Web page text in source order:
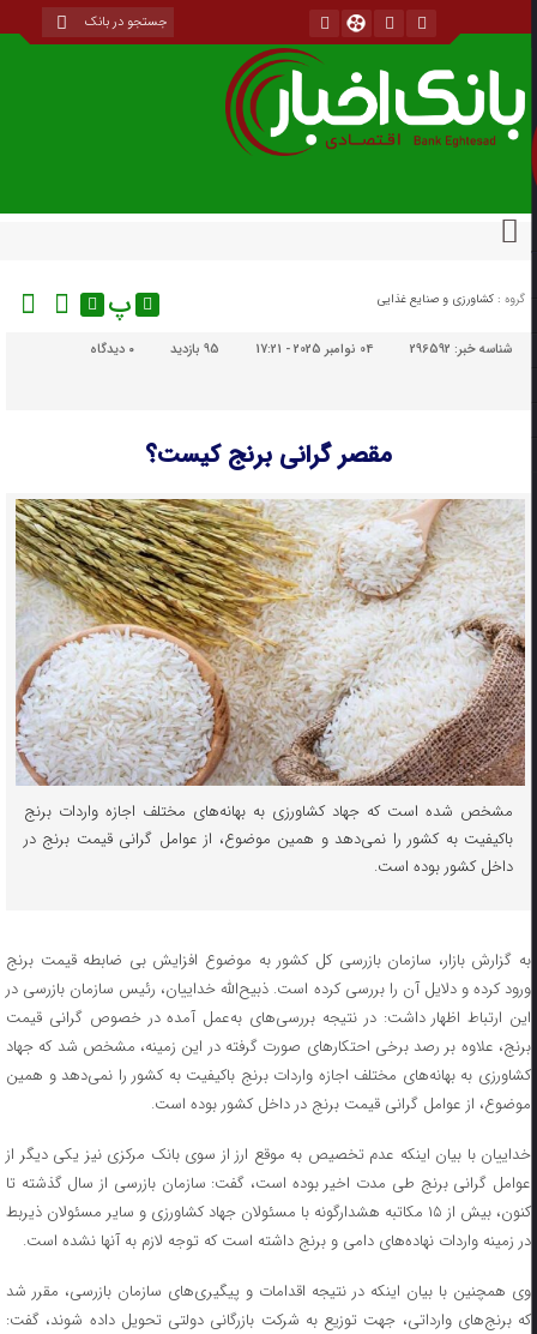
گروه : کشاورزی و صنایع غذایی پ
شناسه خبر:296592 04 نوامبر 2025 - 17:21 95 بازدید دیدگاه
مقصر گرانی برنج کیست؟
مشخص شده است که جهاد کشاورزی به بهانه‌های مختلف اجازه واردات برنج
باکیفیت به کشور را نمی‌دهد و همین موضوع، از عوامل گرانی قیمت برنج در
داخل کشور بوده است.
به گزارش بازار، سازمان بازرسی کل کشور به موضوع افزایش بی ضابطه قیمت برنج
ورود کرده و دلایل آن را بررسی کرده است. ذبیح‌الله خداییان، رئیس سازمان بازرسی در
این ارتباط اظهار داشت: در نتیجه بررسی‌های به‌عمل آمده در خصوص گرانی قیمت
برنج، علاوه بر رصد برخی احتکارهای صورت گرفته در این زمینه، مشخص شد که جهاد
کشاورزی به بهانه‌های مختلف اجازه واردات برنج باکیفیت به کشور را نمی‌دهد و همین
موضوع، از عوامل گرانی قیمت برنج در داخل کشور بوده است.
خداییان با بیان اینکه عدم تخصیص به موقع ارز از سوی بانک مرکزی نیز یکی دیگر از
عوامل گرانی برنج طی مدت اخیر بوده است، گفت: سازمان بازرسی از سال گذشته تا
کنون، بیش از ۱۵ مکاتبه هشدارگونه با مسئولان جهاد کشاورزی و سایر مسئولان ذیربط
در زمینه واردات نهاده‌های دامی و برنج داشته است که توجه لازم به آنها نشده است.
وی همچنین با بیان اینکه در نتیجه اقدامات و پیگیری‌های سازمان بازرسی، مقرر شد
که برنج‌های وارداتی، جهت توزیع به شرکت بازرگانی دولتی تحویل داده شوند، گفت: